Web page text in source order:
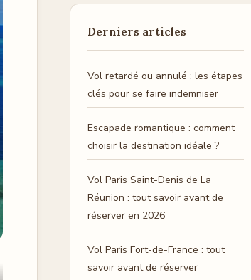
Derniers articles
Vol retardé ou annulé : les étapes
clés pour se faire indemniser
Escapade romantique : comment
choisir la destination idéale ?
Vol Paris Saint-Denis de La
Réunion : tout savoir avant de
réserver en 2026
Vol Paris Fort-de-France : tout
savoir avant de réserver